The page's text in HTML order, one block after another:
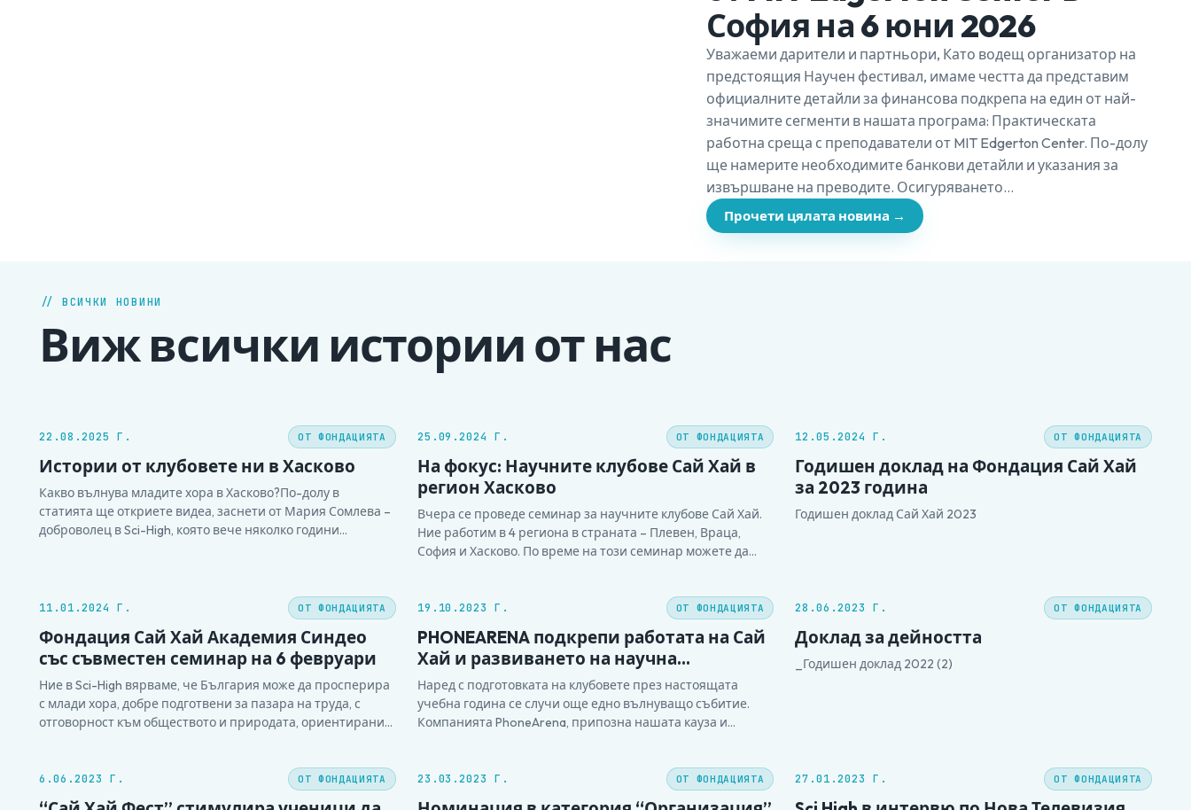
София на 6 юни 2026
Уважаеми дарители и партньори, Като водещ организатор на
предстоящия Научен фестивал, имаме честта да представим
официалните детайли за финансова подкрепа на един от най-
значимите сегменти в нашата програма: Практическата
работна среща с преподаватели от MIT Edgerton Center. По-долу
ще намерите необходимите банкови детайли и указания за
извършване на преводите. Осигуряването…
Прочети цялата новина →
// ВСИЧКИ НОВИНИ
Виж всички истории от нас
22.08.2025 Г. ОТ ФОНДАЦИЯТА
Истории от клубовете ни в Хасково
Какво вълнува младите хора в Хасково?По-долу в
статията ще откриете видеа, заснети от Мария Сомлева –
доброволец в Sci-High, която вече няколко години
отбора…
25.09.2024 Г. ОТ ФОНДАЦИЯТА
На фокус: Научните клубове Сай Хай в
регион Хасково
Вчера се проведе семинар за научните клубове Сай Хай.
Ние работим в 4 региона в страната – Плевен, Враца,
София и Хасково. По време на този семинар можете да
да видите тук.
12.05.2024 Г. ОТ ФОНДАЦИЯТА
Годишен доклад на Фондация Сай Хай
за 2023 година
Годишен доклад Сай Хай 2023
11.01.2024 Г. ОТ ФОНДАЦИЯТА
Фондация Сай Хай Академия Синдео
със съвместен семинар на 6 февруари
Ние в Sci-High вярваме, че България може да просперира
с млади хора, добре подготвени за пазара на труда, с
отговорност към обществото и природата, ориентирани
и научния подход, както и развиването на умения за
комуникация и работа…
19.10.2023 Г. ОТ ФОНДАЦИЯТА
PHONEARENA подкрепи работата на Сай
Хай и развиването на научна
грамотност сред учениците в България
Наред с подготовката на клубовете през настоящата
учебна година се случи още едно вълнуващо събитие.
Компанията PhoneArena, припозна нашата кауза и
вложена в подкрепа на клубовете с материали,
28.06.2023 Г. ОТ ФОНДАЦИЯТА
Доклад за дейността
_Годишен доклад 2022 (2)
6.06.2023 Г. ОТ ФОНДАЦИЯТА 23.03.2023 Г. ОТ ФОНДАЦИЯТА 27.01.2023 Г. ОТ ФОНДАЦИЯТА